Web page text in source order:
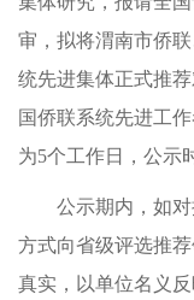
审，拟将渭南市侨
统先进集体正式推
国侨联系统先进工
为5个工作日，公示
公示期内，如对
方式向省级评选推
真实，以单位名义